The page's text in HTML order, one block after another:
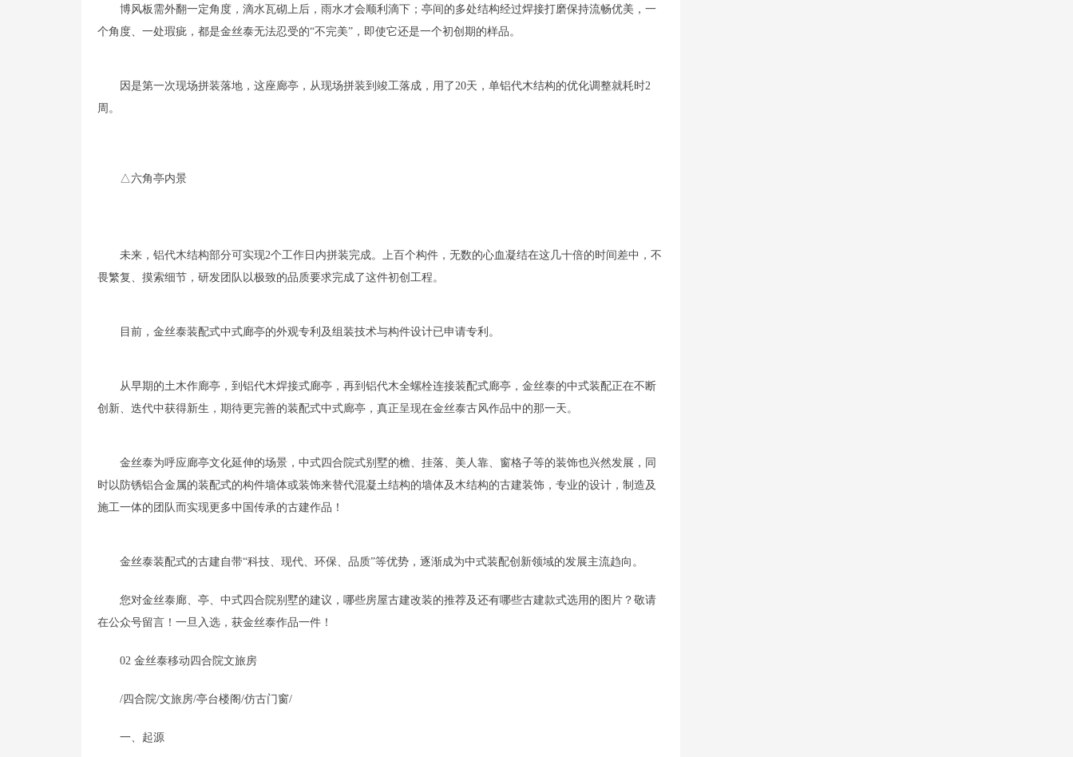
博风板需外翻一定角度，滴水瓦砌上后，雨水才会顺利滴下；亭间的多处结构经过焊接打磨保持流畅优美，一
个角度、一处瑕疵，都是金丝泰无法忍受的“不完美”，即使它还是一个初创期的样品。
因是第一次现场拼装落地，这座廊亭，从现场拼装到竣工落成，用了20天，单铝代木结构的优化调整就耗时2
周。
△六角亭内景
未来，铝代木结构部分可实现2个工作日内拼装完成。上百个构件，无数的心血凝结在这几十倍的时间差中，不
畏繁复、摸索细节，研发团队以极致的品质要求完成了这件初创工程。
目前，金丝泰装配式中式廊亭的外观专利及组装技术与构件设计已申请专利。
从早期的土木作廊亭，到铝代木焊接式廊亭，再到铝代木全螺栓连接装配式廊亭，金丝泰的中式装配正在不断
创新、迭代中获得新生，期待更完善的装配式中式廊亭，真正呈现在金丝泰古风作品中的那一天。
金丝泰为呼应廊亭文化延伸的场景，中式四合院式别墅的檐、挂落、美人靠、窗格子等的装饰也兴然发展，同
时以防锈铝合金属的装配式的构件墙体或装饰来替代混凝土结构的墙体及木结构的古建装饰，专业的设计，制造及
施工一体的团队而实现更多中国传承的古建作品！
金丝泰装配式的古建自带“科技、现代、环保、品质”等优势，逐渐成为中式装配创新领域的发展主流趋向。
您对金丝泰廊、亭、中式四合院别墅的建议，哪些房屋古建改装的推荐及还有哪些古建款式选用的图片？敬请
在公众号留言！一旦入选，获金丝泰作品一件！
02 金丝泰移动四合院文旅房
/四合院/文旅房/亭台楼阁/仿古门窗/
一、起源